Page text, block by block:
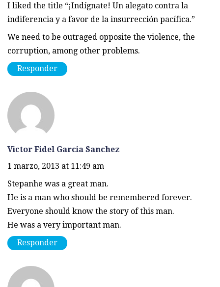
I liked the title “¡Indígnate! Un alegato contra la
indiferencia y a favor de la insurrección pacífica.”
We need to be outraged opposite the violence, the
corruption, among other problems.
Responder
Victor Fidel Garcia Sanchez
1 marzo, 2013 at 11:49 am
Stepanhe was a great man.
He is a man who should be remembered forever.
Everyone should know the story of this man.
He was a very important man.
Responder